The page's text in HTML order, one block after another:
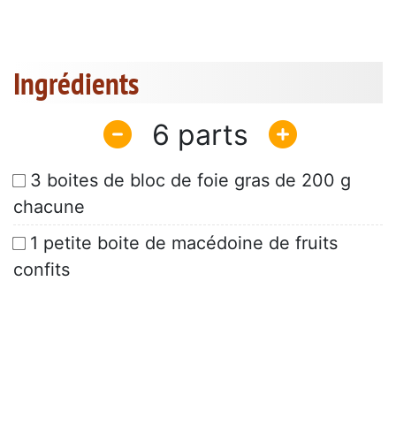
Ingrédients
6
3 boites de bloc de foie gras de 200 g
chacune
1 petite boite de macédoine de fruits
confits